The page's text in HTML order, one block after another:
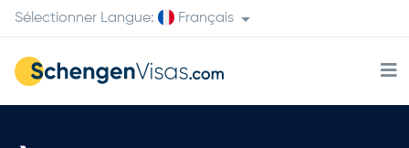
Sélectionner Langue: Français